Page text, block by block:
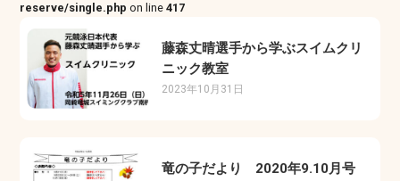
reserve/single.php on line417
藤森丈晴選手から学ぶスイムクリ
ニック教室
2023年10月31日
竜の子だより 2020年9.10月号